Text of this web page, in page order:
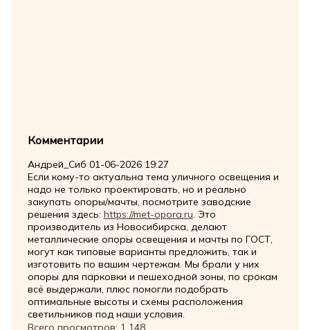
Комментарии
Андрей_Сиб 01-06-2026 19:27
Если кому-то актуальна тема уличного освещения и
надо не только проектировать, но и реально
закупать опоры/мачты, посмотрите заводские
решения здесь: https://met-opora.ru. Это
производитель из Новосибирска, делают
металлические опоры освещения и мачты по ГОСТ,
могут как типовые варианты предложить, так и
изготовить по вашим чертежам. Мы брали у них
опоры для парковки и пешеходной зоны, по срокам
всё выдержали, плюс помогли подобрать
оптимальные высоты и схемы расположения
светильников под наши условия.
Всего просмотров: 1 148